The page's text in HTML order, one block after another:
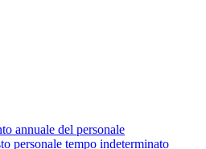
annuale del personale
personale tempo indeterminato